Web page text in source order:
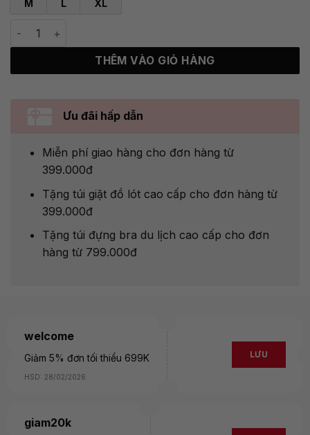
M L XL
Áo ngực ren thoáng khí Violet số lượng
THÊM VÀO GIỎ HÀNG
Ưu đãi hấp dẫn
Miễn phí giao hàng cho đơn hàng từ
399.000đ
Tặng túi giặt đồ lót cao cấp cho đơn hàng từ
399.000đ
Tặng túi đựng bra du lịch cao cấp cho đơn
hàng từ 799.000đ
welcome
Giảm 5% đơn tối thiểu 699K
HSD: 28/02/2026
LƯU
giam20k